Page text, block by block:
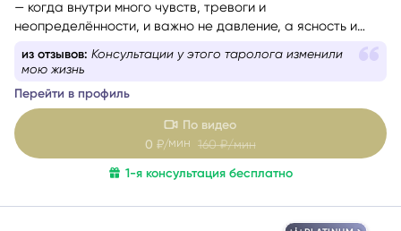
Я работаю с ситуациями, где не помогают общие советы
— когда внутри много чувств, тревоги и
неопределённости, и важно не давление, а ясность и
опора. Моя задача — мягко помочь разобраться и пройти
этот этап спокойно и устойчиво.
мою жизнь
Перейти в профиль
По видео
0 ₽/мин160 ₽/мин